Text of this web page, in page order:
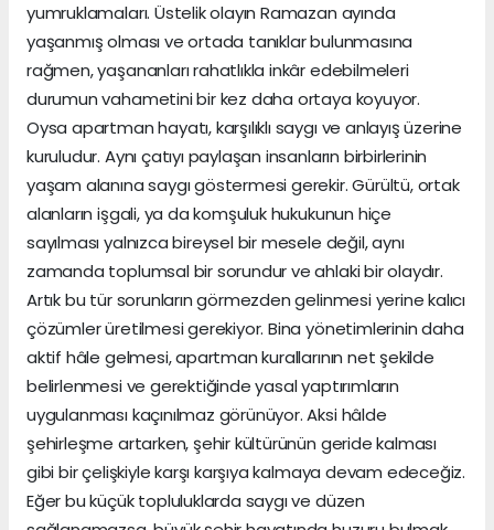
yumruklamaları. Üstelik olayın Ramazan ayında
yaşanmış olması ve ortada tanıklar bulunmasına
rağmen, yaşananları rahatlıkla inkâr edebilmeleri
durumun vahametini bir kez daha ortaya koyuyor.
Oysa apartman hayatı, karşılıklı saygı ve anlayış üzerine
kuruludur. Aynı çatıyı paylaşan insanların birbirlerinin
yaşam alanına saygı göstermesi gerekir. Gürültü, ortak
alanların işgali, ya da komşuluk hukukunun hiçe
sayılması yalnızca bireysel bir mesele değil, aynı
zamanda toplumsal bir sorundur ve ahlaki bir olaydır.
Artık bu tür sorunların görmezden gelinmesi yerine kalıcı
çözümler üretilmesi gerekiyor. Bina yönetimlerinin daha
aktif hâle gelmesi, apartman kurallarının net şekilde
belirlenmesi ve gerektiğinde yasal yaptırımların
uygulanması kaçınılmaz görünüyor. Aksi hâlde
şehirleşme artarken, şehir kültürünün geride kalması
gibi bir çelişkiyle karşı karşıya kalmaya devam edeceğiz.
Eğer bu küçük topluluklarda saygı ve düzen